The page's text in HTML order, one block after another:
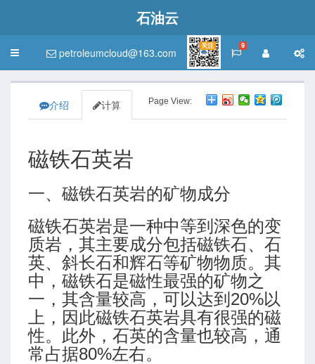
石油云
Toggle
petroleumcloud@163.com
关注 9
介绍 计算 Page View:
磁铁石英岩
一、磁铁石英岩的矿物成分
磁铁石英岩是一种中等到深色的变
质岩，其主要成分包括磁铁石、石
英、斜长石和辉石等矿物物质。其
中，磁铁石是磁性最强的矿物之
一，其含量较高，可以达到20%以
上，因此磁铁石英岩具有很强的磁
性。此外，石英的含量也较高，通
常占据80%左右。